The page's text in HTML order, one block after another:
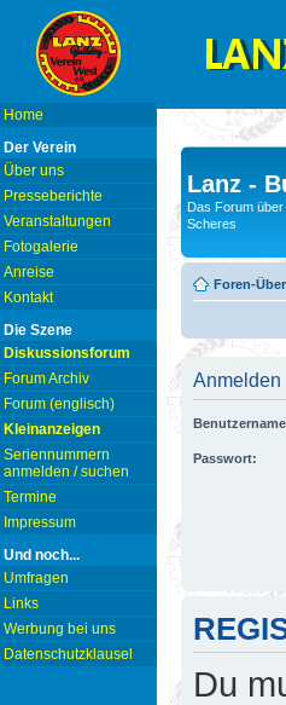
Home
Der Verein
Über uns
Presseberichte
Veranstaltungen
Fotogalerie
Anreise
Kontakt
Die Szene
Diskussionsforum
Forum Archiv
Forum (englisch)
Kleinanzeigen
Seriennummern
anmelden / suchen
Termine
Impressum
Und noch...
Umfragen
Links
Werbung bei uns
Datenschutzklausel
Lanz -
Das Forum
Scheres
Foren-
Anmelden
Passwort:
Du